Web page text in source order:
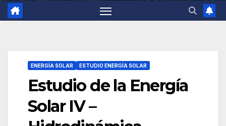
ENERGÍA SOLAR ESTUDIO ENERGÍA SOLAR
Estudio de la Energía
Solar IV –